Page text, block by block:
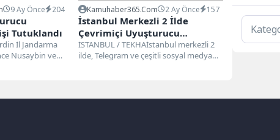
9 Ay Önce 204
Tutuklandı
İl Jandarma
Nusaybin ve
Kamuhaber365.com 2 Ay Önce 157
İstanbul Merkezli 2 İlde
Çevrimiçi Uyuşturucu
Operasyonu: 43 Şüpheli
Yakalandı
İSTANBUL / TEKHAİstanbul merkezli 2
ilde, Telegram ve çeşitli sosyal medya